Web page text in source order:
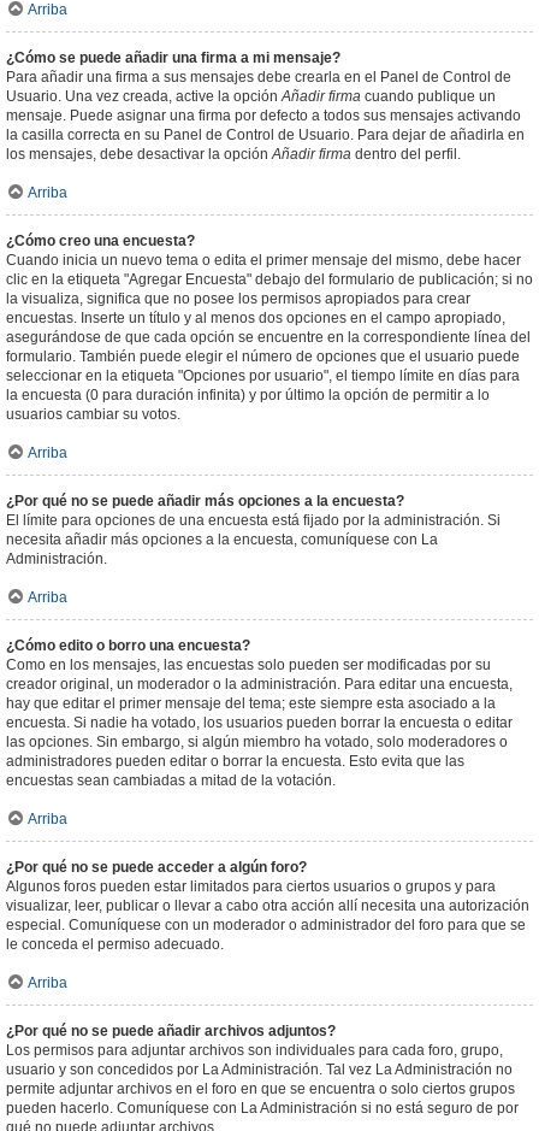
Arriba
¿Cómo se puede añadir una firma a mi mensaje?
Para añadir una firma a sus mensajes debe crearla en el Panel de Control de
Usuario. Una vez creada, active la opciónAñadir firma cuando publique un
mensaje. Puede asignar una firma por defecto a todos sus mensajes activando
la casilla correcta en su Panel de Control de Usuario. Para dejar de añadirla en
los mensajes, debe desactivar la opciónAñadir firma dentro del perfil.
Arriba
¿Cómo creo una encuesta?
Cuando inicia un nuevo tema o edita el primer mensaje del mismo, debe hacer
clic en la etiqueta "Agregar Encuesta" debajo del formulario de publicación; si no
la visualiza, significa que no posee los permisos apropiados para crear
encuestas. Inserte un título y al menos dos opciones en el campo apropiado,
asegurándose de que cada opción se encuentre en la correspondiente línea del
formulario. También puede elegir el número de opciones que el usuario puede
seleccionar en la etiqueta "Opciones por usuario", el tiempo límite en días para
la encuesta (0 para duración infinita) y por último la opción de permitir a lo
usuarios cambiar su votos.
Arriba
¿Por qué no se puede añadir más opciones a la encuesta?
El límite para opciones de una encuesta está fijado por la administración. Si
necesita añadir más opciones a la encuesta, comuníquese con La
Administración.
Arriba
¿Cómo edito o borro una encuesta?
Como en los mensajes, las encuestas solo pueden ser modificadas por su
creador original, un moderador o la administración. Para editar una encuesta,
hay que editar el primer mensaje del tema; este siempre esta asociado a la
encuesta. Si nadie ha votado, los usuarios pueden borrar la encuesta o editar
las opciones. Sin embargo, si algún miembro ha votado, solo moderadores o
administradores pueden editar o borrar la encuesta. Esto evita que las
encuestas sean cambiadas a mitad de la votación.
Arriba
¿Por qué no se puede acceder a algún foro?
Algunos foros pueden estar limitados para ciertos usuarios o grupos y para
visualizar, leer, publicar o llevar a cabo otra acción allí necesita una autorización
especial. Comuníquese con un moderador o administrador del foro para que se
le conceda el permiso adecuado.
Arriba
¿Por qué no se puede añadir archivos adjuntos?
Los permisos para adjuntar archivos son individuales para cada foro, grupo,
usuario y son concedidos por La Administración. Tal vez La Administración no
permite adjuntar archivos en el foro en que se encuentra o solo ciertos grupos
pueden hacerlo. Comuníquese con La Administración si no está seguro de por
qué no puede adjuntar archivos.